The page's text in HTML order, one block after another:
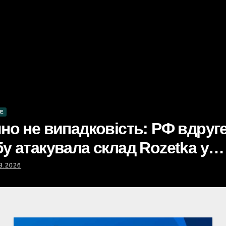
Києві: ціни на бензин,
5 серпня. Не втішає.